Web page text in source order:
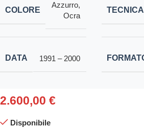
COLORE
Azzurro,
Ocra
TECNICA
DATA 1991 – 2000
2.600,00 €
Disponibile